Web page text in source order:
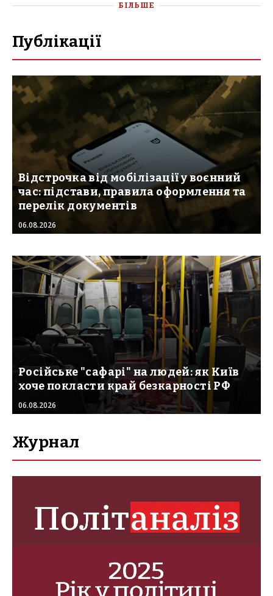
БІЛЬШЕ
Публікації
Відстрочка від мобілізації у воєнний
час: підстави, правила оформлення та
перелік документів
06.08.2026
Російське "сафарі" на людей: як Київ
хоче покласти край безкарності РФ
06.08.2026
Журнал